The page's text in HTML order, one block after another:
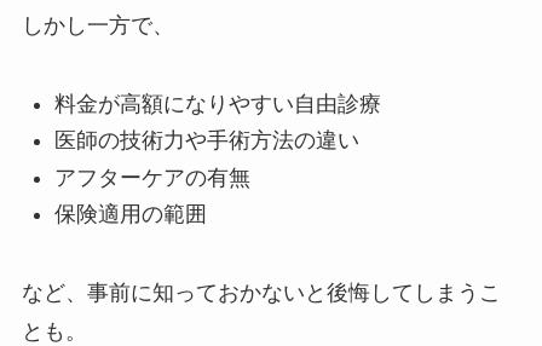
しかし一方で、
料金が高額になりやすい自由診療
医師の技術力や手術方法の違い
アフターケアの有無
保険適用の範囲
など、事前に知っておかないと後悔してしまうこ
とも。